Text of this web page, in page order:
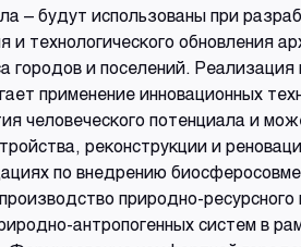
– будут использованы при
и технологического обновления
городов и поселений. Реализация
применение инновационных
человеческого потенциала и
реконструкции и
по внедрению
природно-
антропогенных систем в